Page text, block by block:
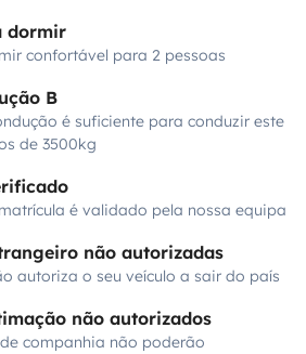
dormir
confortável para 2 pessoas
B
é suficiente para conduzir este
de 3500kg
é validado pela nossa equipa
não autorizadas
autoriza o seu veículo a sair do país
não autorizados
companhia não poderão